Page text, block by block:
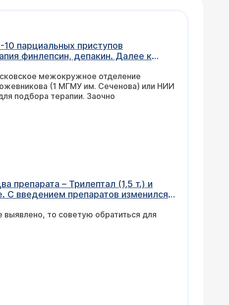
парциальных приступов
Начали наращивать ламиктал до
и добавлять левицитам.
нет, ЭЭГ и мониторинг
выхода. Время года, суток,
межокружное отделение
(1 МГМУ им. Сеченова) или НИИ
подбора терапии. Заочно
препарата – Трилептал (1,5 т.) и
С введением препаратов изменился
находятся на "двух
сколько мне надо съесть, но
себя есть. Иными словами, во
бы я не съела, ощущение, что не
– до введения новых таблеток),
веса. Если я не доедаю (выхожу
– все в порядке. Приступов
выявлено, то советую обратиться для